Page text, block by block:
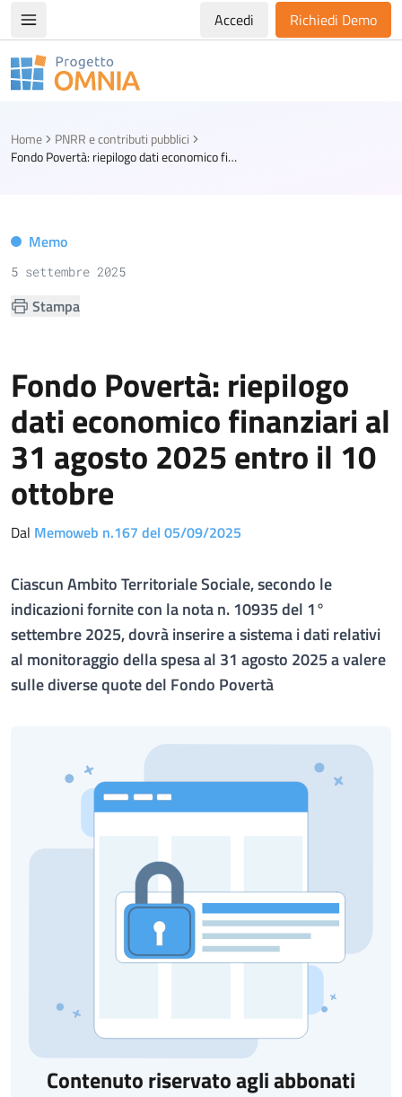
Apri/chiudi menù di navigazioneAccedi Richiedi Demo
Progetto Omnia
Home
PNRR e contributi pubblici
Fondo Povertà: riepilogo dati economico finanziari al 31 agosto 2025 entro il 10 ottobre
Memo
5 settembre 2025
Stampa
Fondo Povertà: riepilogo
dati economico finanziari al
31 agosto 2025 entro il 10
ottobre
Dal Memoweb n.167 del 05/09/2025
Ciascun Ambito Territoriale Sociale, secondo le
indicazioni fornite con la nota n. 10935 del 1°
settembre 2025, dovrà inserire a sistema i dati relativi
al monitoraggio della spesa al 31 agosto 2025 a valere
sulle diverse quote del Fondo Povertà
Contenuto riservato agli abbonati